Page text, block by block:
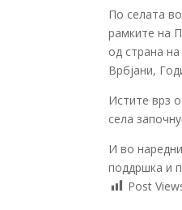
По селата
рамките на
од страна
Врбјани,
Истите врз
села
И во
поддршка и
Post